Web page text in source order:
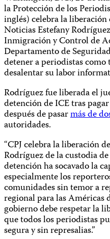
la Protección de los
inglés) celebra la
Noticias Estefany
Inmigración y Control de
Departamento de
detener a periodistas
desalentar su labor
Rodríguez fue liberada el
detención de ICE tras
después de pasarmás de
autoridades.
“CPJ celebra la liberación
Rodríguez de la custodia
detención ha socavado la
especialmente los
comunidades sin temor a
regional para las Américas
gobierno debe respetar la
que todos los periodistas
segura y sin represalias.”